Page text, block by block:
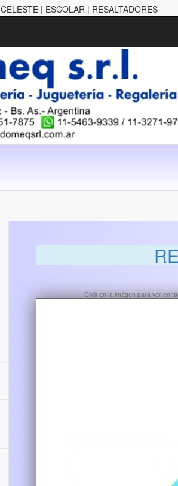
| ESCOLAR | RESALTADORES
Click en la imágen para ver en